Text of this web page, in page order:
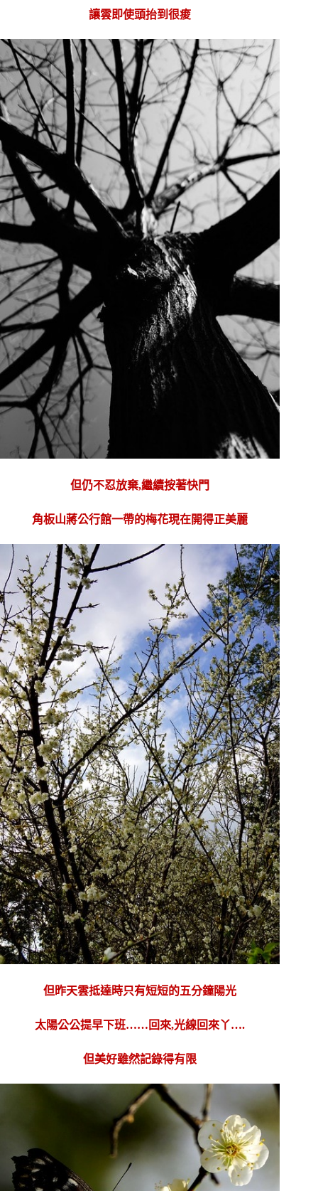
讓雲即使頭抬到很痠
但仍不忍放棄,繼續按著快門
角板山蔣公行館一帶的梅花現在開得正美麗
但昨天雲抵達時只有短短的五分鐘陽光
太陽公公提早下班……回來,光線回來丫….
但美好雖然記錄得有限